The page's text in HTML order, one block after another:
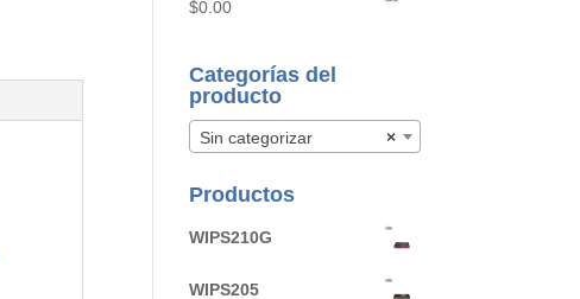
$0.00
Categorías del
producto
×
Sin categorizar
Productos
WIPS210G
WIPS205